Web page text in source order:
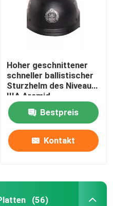
Hoher geschnittener
schneller ballistischer
Sturzhelm des Niveau-
IIIA Aramid
kugelsicherer Militär-
USA-Standard
Bestpreis
Kontakt
(56)